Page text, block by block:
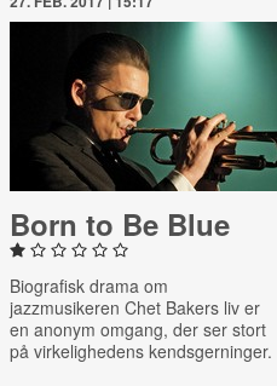
Born to Be Blue
Biografisk drama om
jazzmusikeren Chet Bakers liv er
en anonym omgang, der ser stort
på virkelighedens kendsgerninger.